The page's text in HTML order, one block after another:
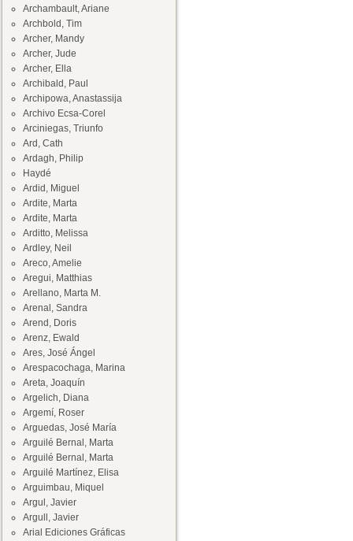
Archambault, Ariane
Archbold, Tim
Archer, Mandy
Archer, Jude
Archer, Ella
Archibald, Paul
Archipowa, Anastassija
Archivo Ecsa-Corel
Arciniegas, Triunfo
Ard, Cath
Ardagh, Philip
Haydé
Ardid, Miguel
Ardite, Marta
Ardite, Marta
Arditto, Melissa
Ardley, Neil
Areco, Amelie
Aregui, Matthias
Arellano, Marta M.
Arenal, Sandra
Arend, Doris
Arenz, Ewald
Ares, José Ángel
Arespacochaga, Marina
Areta, Joaquín
Argelich, Diana
Argemí, Roser
Arguedas, José María
Arguilé Bernal, Marta
Arguilé Bernal, Marta
Arguilé Martínez, Elisa
Arguimbau, Miquel
Argul, Javier
Argull, Javier
Arial Ediciones Gráficas